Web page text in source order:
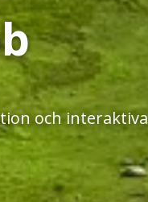
och interaktiva